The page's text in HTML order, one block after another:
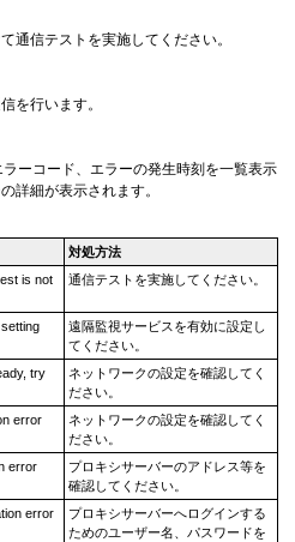
通信テストを実施してください。
を行います。
ーコード、エラーの発生時刻を一覧表示
詳細が表示されます。
対処方法
is not
通信テストを実施してください。
遠隔監視サービスを有効に設定し
てください。
try
ネットワークの設定を確認してく
ださい。
error
ネットワークの設定を確認してく
ださい。
error
プロキシサーバーのアドレス等を
確認してください。
error
プロキシサーバーへログインする
ためのユーザー名、パスワードを